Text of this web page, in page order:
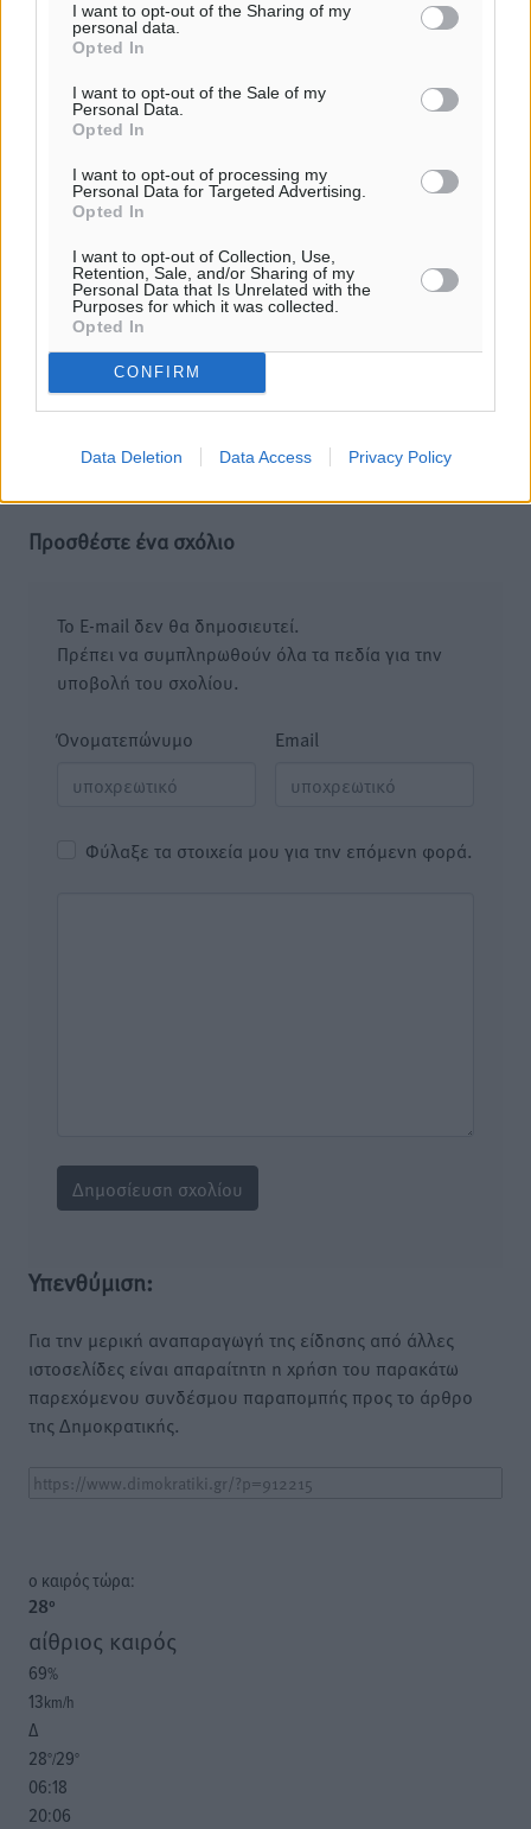
I want to opt-out of the Sharing of my
personal data.
Opted In
I want to opt-out of the Sale of my
Personal Data.
Opted In
I want to opt-out of processing my
Personal Data for Targeted Advertising.
Opted In
I want to opt-out of Collection, Use,
Retention, Sale, and/or Sharing of my
Personal Data that Is Unrelated with the
Purposes for which it was collected.
Opted In
CONFIRM
Data Deletion Data Access Privacy Policy
Η Τουρκία σε νέο «κρεσέντο» προκλήσεων στο Αιγαίο
με 18 παραβάσεις και παραβιάσεις
ΕΙΔΉΣΕΙΣ
Θερινές εκπτώσεις 2026 έως τις 31 Αυγούστου – Τι
08.08.26 · 09:31
Σχολιασμός Άρθρου
Τα σχόλια εκφράζουν αποκλειστικά τον εκάστοτε
σχολιαστή. Η Δημοκρατική δεν υιοθετεί αυτές τις
απόψεις. Διατηρούμε το δικαίωμα να διαγράψουμε όποια
σχόλια θεωρούμε προσβλητικά ή περιέχουν ύβρεις, χωρίς
όρους χρήσης αποκλείονται.
Προσθέστε ένα σχόλιο
Το E-mail δεν θα δημοσιευτεί.
Πρέπει να συμπληρωθούν όλα τα πεδία για την
υποβολή του σχολίου.
Όνοματεπώνυμο Email
Φύλαξε τα στοιχεία μου για την επόμενη φορά.
Υπενθύμιση:
Για την μερική αναπαραγωγή της είδησης από άλλες
ιστοσελίδες είναι απαραίτητη η χρήση του παρακάτω
παρεχόμενου συνδέσμου παραπομπής προς το άρθρο
της Δημοκρατικής.
o καιρός τώρα:
28°
αίθριος καιρός
69%
13km/h
Δ
28°/29°
06:18
20:06